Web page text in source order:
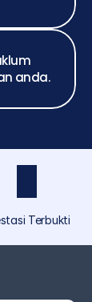
anda.
Terbukti